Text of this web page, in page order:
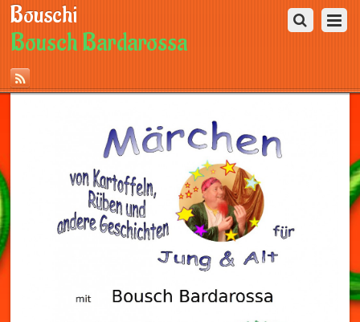
Bouschi
Bousch Bardarossa